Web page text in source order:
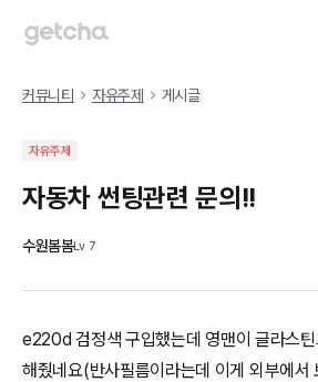
커뮤니티 자유주제 게시글
자유주제
자동차 썬팅관련 문의!!
수원봄봄Lv 7
e220d 검정색 구입했는데 영맨이 글라스
해줬네요(반사필름이라는데 이게 외부에서